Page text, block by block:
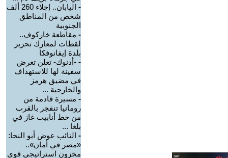
-
اليابان.. إجلاء 260 ألف
شخص من المناطق
الجنوبية
- مقاطعة خاركوف..
لقطات لمعارك تحرير
بلدة إيفانوفكا
- -أدنوك- تعلن تعرض
سفينة لها للاستهداف
في مضيق هرمز
والخارجية ...
- مسيرة قادمة من
رومانيا تنفجر بالقرب
من خط أنابيب غاز في
بلغا ...
- النائب عوض أبو النجا:
«مصر في أمان»..
مخزون استراتيجي قوي